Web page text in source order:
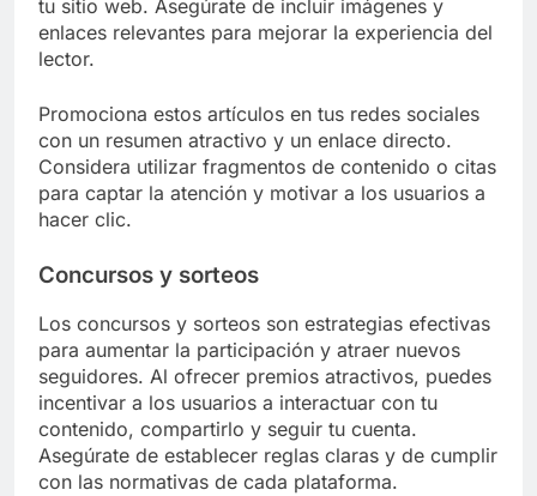
tu sitio web. Asegúrate de incluir imágenes y
enlaces relevantes para mejorar la experiencia del
lector.
Promociona estos artículos en tus redes sociales
con un resumen atractivo y un enlace directo.
Considera utilizar fragmentos de contenido o citas
para captar la atención y motivar a los usuarios a
hacer clic.
Concursos y sorteos
Los concursos y sorteos son estrategias efectivas
para aumentar la participación y atraer nuevos
seguidores. Al ofrecer premios atractivos, puedes
incentivar a los usuarios a interactuar con tu
contenido, compartirlo y seguir tu cuenta.
Asegúrate de establecer reglas claras y de cumplir
con las normativas de cada plataforma.